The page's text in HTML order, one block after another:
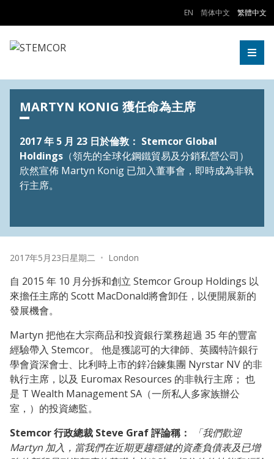
EN 简体中文 繁體中文
MARTYN KONIG 獲任命為主席
2017 年 5 月 23 日於倫敦： Stemcor Global
Holdings （領先的全球化鋼鐵貿易及分銷私營公司）
欣然宣佈 Martyn Konig 已加入董事會，即時成為非執
行主席。
Date:
2017年5月23日星期二
Location: • London
自 2015 年 10 月分拆和創立 Stemcor Group Holdings 以
來擔任主席的 Scott MacDonald將會卸任，以便開展新的
發展機會。
Martyn 把他在大宗商品和投資銀行業務超過 35 年的豐富
經驗帶入 Stemcor。 他是獲認可的大律師、英國特許銀行
學會資深會士、比利時上市的鋅冶鍊集團 Nyrstar NV 的非
執行主席，以及 Euromax Resources 的非執行主席； 也
是 T Wealth Management SA（一所私人多家族辦公
室，）的投資總監。
Stemcor 行政總裁 Steve Graf 評論稱：
「我們歡迎
Martyn 加入，當我們在近期更趨穩健的資產負債表及已增